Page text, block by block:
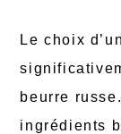
Le choix d’un
beurre
ingrédients